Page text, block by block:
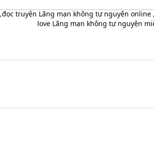
,đọc truyện Lãng mạn không tự nguyện online,
love Lãng mạn không tự nguyện